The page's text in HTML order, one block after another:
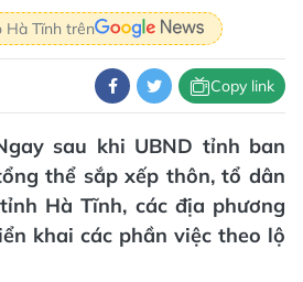
Hà Tĩnh trên
Copy link
sau khi UBND tỉnh ban
thể sắp xếp thôn, tổ dân
Hà Tĩnh, các địa phương
khai các phần việc theo lộ